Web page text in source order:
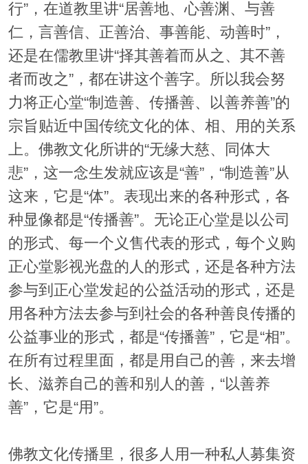
行”，在道教里讲“居善地、心善渊、与善
仁，言善信、正善治、事善能、动善时”，
还是在儒教里讲“择其善着而从之、其不善
者而改之”，都在讲这个善字。所以我会努
力将正心堂“制造善、传播善、以善养善”的
宗旨贴近中国传统文化的体、相、用的关系
上。佛教文化所讲的“无缘大慈、同体大
悲”，这一念生发就应该是“善”，“制造善”从
这来，它是“体”。表现出来的各种形式，各
种显像都是“传播善”。无论正心堂是以公司
的形式、每一个义售代表的形式，每个义购
正心堂影视光盘的人的形式，还是各种方法
参与到正心堂发起的公益活动的形式，还是
用各种方法去参与到社会的各种善良传播的
公益事业的形式，都是“传播善”，它是“相”。
在所有过程里面，都是用自己的善，来去增
长、滋养自己的善和别人的善，“以善养
善”，它是“用”。
佛教文化传播里，很多人用一种私人募集资